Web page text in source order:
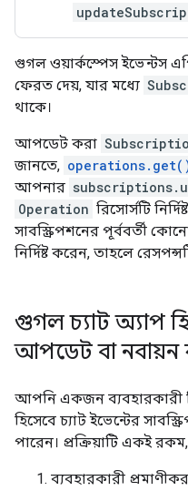
গুগল ওয়ার্কস্পেস ইভেন্টস
ফেরত দেয়, যার মধ্যে
থাকে।
আপডেট করা
জানতে,
আপনার
Operation রিসোর্সটি
সাবস্ক্রিপশনের পূর্ববর্তী
নির্দিষ্ট করেন, তাহলে
গুগল চ্যাট অ্যাপ
আপডেট বা
আপনি একজন ব্যবহারকারী
হিসেবে চ্যাট ইভেন্টের
পারেন। প্রক্রিয়াটি একই
ব্যবহারকারী